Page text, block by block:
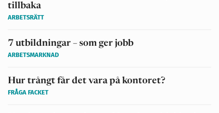
tillbaka
ARBETSRÄTT
7 utbildningar – som ger jobb
ARBETSMARKNAD
Hur trångt får det vara på kontoret?
FRÅGA FACKET